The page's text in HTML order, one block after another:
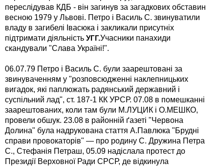
переслідував КДБ - він загинув за загадкових обставин
весною 1979 у Львові. Петро і Василь С. звинуватили
владу в загибелі Івасюка і закликали присутніх
підтримати діяльність УГГ.Учасники панахиди
скандували "Слава Україні!".
06.07.79 Петро і Василь С. були заарештовані за
звинуваченням у "розповсюдженні наклепницьких
вигадок, які паплюжать радянський державний і
суспільний лад", ст. 187-1 КК УРСР. 07.08 в помешканні
заарештованих, коли там були М.ЛУЦИК і О.МЕШКО,
провели обшук. 23.08 в районній ґазеті "Червона
Долина" була надрукована стаття А.Павлюка "Брудні
справи провокаторів" — про родину С. Дружина Петра
С., Стефанія Петраш, 05.09 надіслала протест до
Президії Верховної Ради СРСР, де відкинула